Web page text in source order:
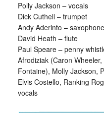
Polly Jackson – vocals
Dick Cuthell – trumpet
Andy Aderinto – saxophone
David Heath – flute
Paul Speare – penny
Afrodiziak (Caron
Fontaine), Molly Jackson,
Elvis Costello, Ranking
vocals